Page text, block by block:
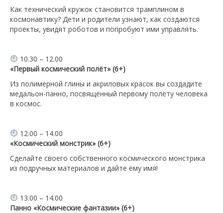
Как технический кружок становится трамплином в
космонавтику? Дети и родители узнают, как создаются
проекты, увидят роботов и попробуют ими управлять.
10.30 – 12.00
«Первый космический полёт» (6+)
Из полимерной глины и акриловых красок вы создадите
медальон-панно, посвящённый первому полёту человека
в космос.
12.00 – 14.00
«Космический монстрик» (6+)
Сделайте своего собственного космического монстрика
из подручных материалов и дайте ему имя!
13.00 – 14.00
Панно «Космические фантазии» (6+)